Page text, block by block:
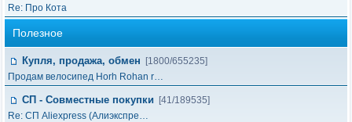
Re: Про Кота
Полезное
Купля, продажа, обмен
[1800/655235]
Продам велосипед Horh Rohan r…
СП - Совместные покупки
[41/189535]
Re: СП Aliexpress (Алиэкспре…